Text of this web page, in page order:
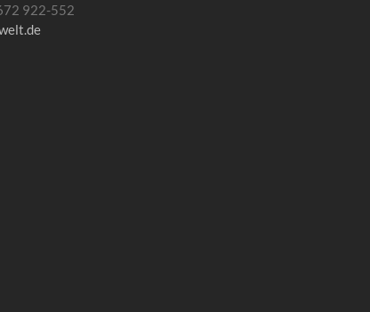
922-552